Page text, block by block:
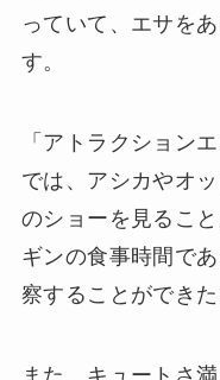
っていて、エサを
す。
「アトラクション
では、アシカやオ
のショーを見るこ
ギンの食事時間で
察することができた